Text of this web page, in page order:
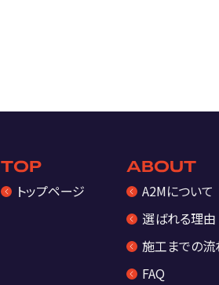
TOP
トップページ
ABOUT
A2Mについて
選ばれる理由
施工までの流
FAQ